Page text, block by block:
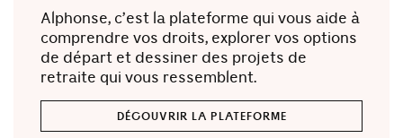
Alphonse, c’est la plateforme qui vous aide à
comprendre vos droits, explorer vos options
de départ et dessiner des projets de
retraite qui vous ressemblent.
DÉCOUVRIR LA PLATEFORME